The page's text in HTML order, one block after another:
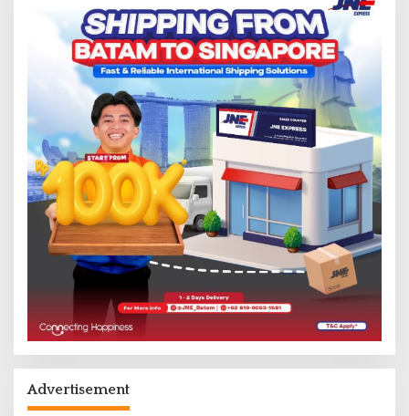
Advertisement